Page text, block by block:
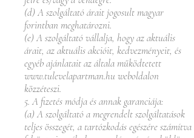
(d) A szolgáltató árait jogosult magyar
forintban meghatározni.
(e) A szolgáltató vállalja, hogy az aktuális
árait, az aktuális akcióit, kedvezményeit, és
egyéb ajánlatait az általa működtetett
www.tulevelapartman.hu weboldalon
közzéteszi.
5. A fizetés módja és annak garanciája:
(a) A szolgáltató a megrendelt szolgáltatások
teljes összegét, a tartózkodás egészére számítva